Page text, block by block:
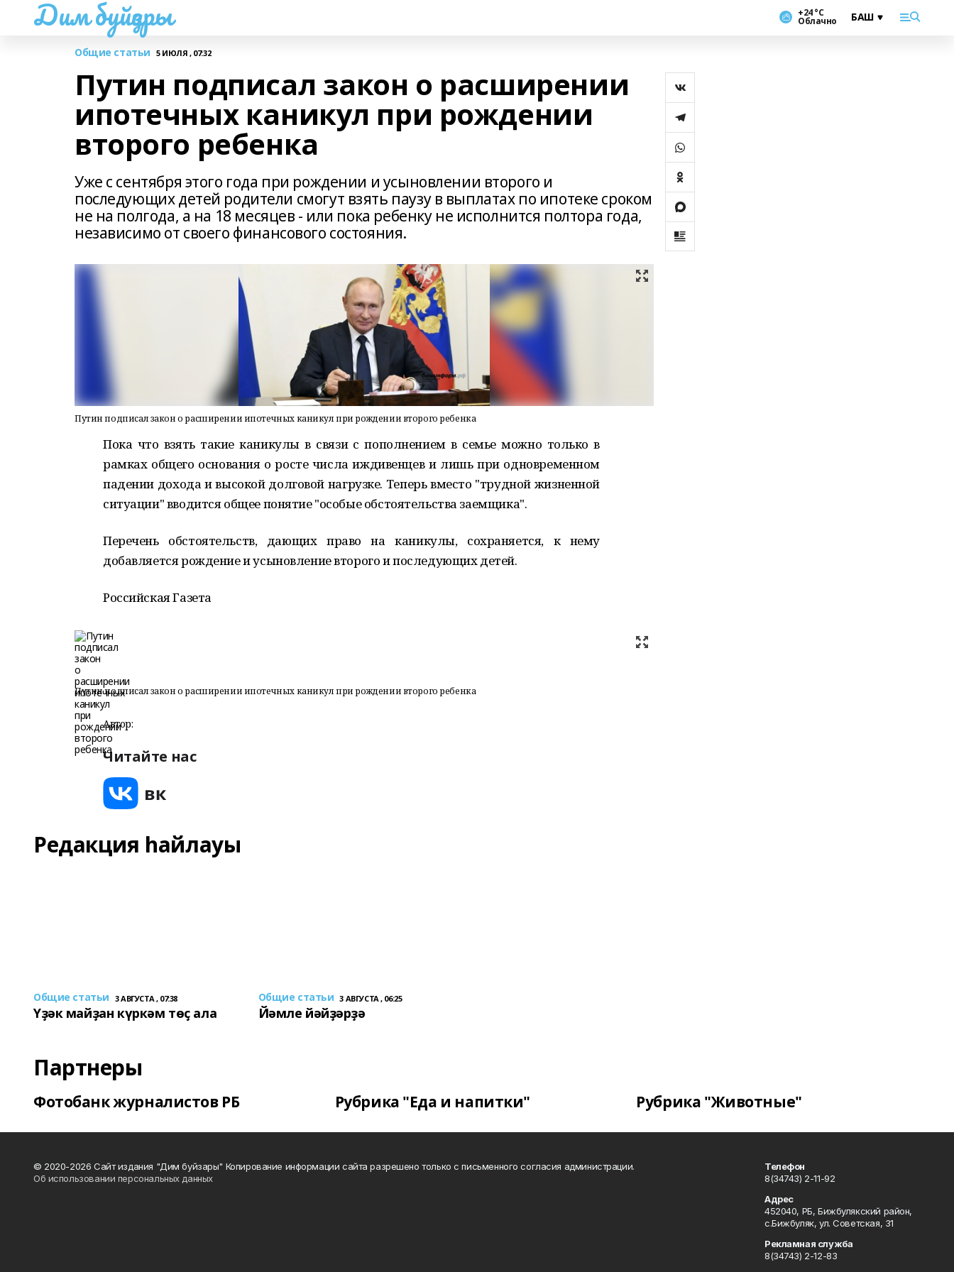
Дим буйҙары +24 °С
Облачно
Общие статьи 5 ИЮЛЯ , 07:32
Путин подписал закон о расширении
ипотечных каникул при рождении
второго ребенка
Уже с сентября этого года при рождении и усыновлении второго и
последующих детей родители смогут взять паузу в выплатах по ипотеке сроком
не на полгода, а на 18 месяцев - или пока ребенку не исполнится полтора года,
независимо от своего финансового состояния.
Путин подписал закон о расширении ипотечных каникул при рождении второго ребенка
Пока что взять такие каникулы в связи с пополнением в семье можно только в
рамках общего основания о росте числа иждивенцев и лишь при одновременном
падении дохода и высокой долговой нагрузке. Теперь вместо "трудной жизненной
ситуации" вводится общее понятие "особые обстоятельства заемщика".
Перечень обстоятельств, дающих право на каникулы, сохраняется, к нему
добавляется рождение и усыновление второго и последующих детей.
Российская Газета
Путин подписал закон о расширении ипотечных каникул при рождении второго ребенка
Автор:
Читайте нас
Редакция һайлауы
Общие статьи 3 АВГУСТА , 07:38
Үҙәк майҙан күркәм төҫ ала
Общие статьи 3 АВГУСТА , 06:25
Йәмле йәйҙәрҙә
Партнеры
Фотобанк журналистов РБ Рубрика "Еда и напитки" Рубрика "Животные"
© 2020-2026 Сайт издания "Дим буйзары" Копирование информации сайта разрешено только с письменного согласия администрации.
Об использовании персональных данных
Телефон
8(34743) 2-11-92
Адрес
452040, РБ, Бижбулякский район,
с.Бижбуляк, ул. Советская, 31
Рекламная служба
8(34743) 2-12-83